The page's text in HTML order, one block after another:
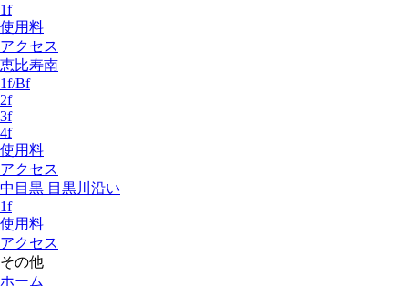
1f
使用料
アクセス
恵比寿南
1f/Bf
2f
3f
4f
使用料
アクセス
中目黒 目黒川沿い
1f
使用料
アクセス
その他
ホーム